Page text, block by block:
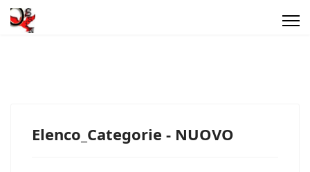
Elenco_Categorie - NUOVO